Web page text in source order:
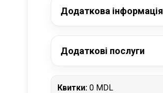
Додаткова інформація
Додаткові послуги
Квитки: 0 MDL